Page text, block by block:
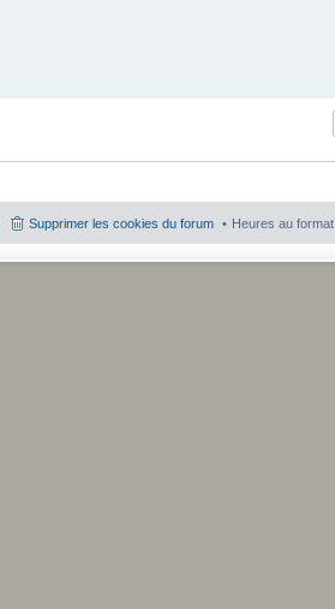
Heures au format
Supprimer les cookies du forum